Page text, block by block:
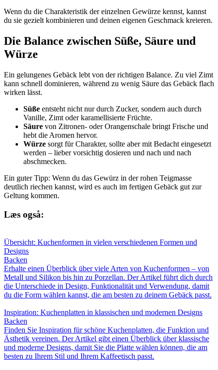
Wenn du die Charakteristik der einzelnen Gewürze kennst, kannst
du sie gezielt kombinieren und deinen eigenen Geschmack kreieren.
Die Balance zwischen Süße, Säure und
Würze
Ein gelungenes Gebäck lebt von der richtigen Balance. Zu viel Zimt
kann schnell dominieren, während zu wenig Säure das Gebäck flach
wirken lässt.
Süße entsteht nicht nur durch Zucker, sondern auch durch
Vanille, Zimt oder karamellisierte Früchte.
Säure von Zitronen- oder Orangenschale bringt Frische und
hebt die Aromen hervor.
Würze sorgt für Charakter, sollte aber mit Bedacht eingesetzt
werden – lieber vorsichtig dosieren und nach und nach
abschmecken.
Ein guter Tipp: Wenn du das Gewürz in der rohen Teigmasse
deutlich riechen kannst, wird es auch im fertigen Gebäck gut zur
Geltung kommen.
Læs også:
Übersicht: Kuchenformen in vielen verschiedenen Formen und
Designs
Backen
Erhalte einen Überblick über viele Arten von Kuchenformen – von
Metall und Silikon bis hin zu Porzellan. Der Artikel führt dich durch
die Unterschiede in Design, Funktionalität und Verwendung, damit
du die Form wählen kannst, die am besten zu deinem Gebäck passt.
Inspiration: Kuchenplatten in klassischen und modernen Designs
Backen
Finden Sie Inspiration für schöne Kuchenplatten, die Funktion und
Ästhetik vereinen. Der Artikel gibt einen Überblick über klassische
und moderne Designs, damit Sie die Platte wählen können, die am
besten zu Ihrem Stil und Ihrem Kaffeetisch passt.